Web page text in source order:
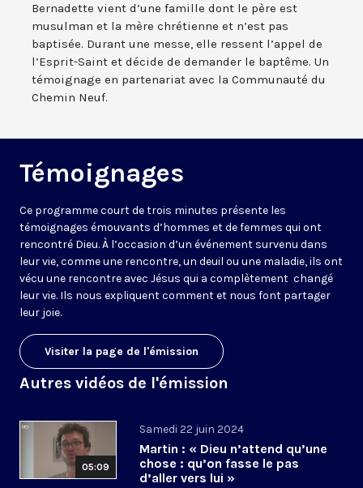
Bernadette vient d’une famille dont le père est
musulman et la mère chrétienne et n’est pas
baptisée. Durant une messe, elle ressent l’appel de
l’Esprit-Saint et décide de demander le baptême. Un
témoignage en partenariat avec la Communauté du
Chemin Neuf.
Témoignages
Ce programme court de trois minutes présente les
témoignages émouvants d’hommes et de femmes qui ont
rencontré Dieu. À l’occasion d’un événement survenu dans
leur vie, comme une rencontre, un deuil ou une maladie, ils ont
vécu une rencontre avec Jésus qui a complètement changé
leur vie. Ils nous expliquent comment et nous font partager
leur joie.
Visiter la page de l'émission
Autres vidéos de l'émission
05:09
Samedi 22 juin 2024
Martin : « Dieu n’attend qu’une
chose : qu’on fasse le pas
d’aller vers lui »